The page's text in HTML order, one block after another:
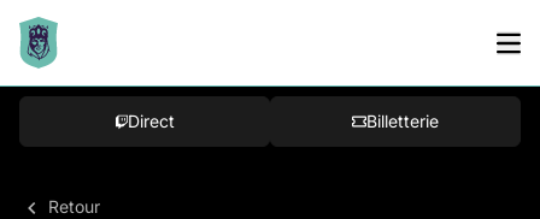
Direct Billetterie
Retour